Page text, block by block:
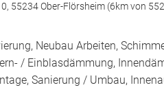
55234 Ober-Flörsheim (6km von
Neubau Arbeiten,
/ Einblasdämmung,
Sanierung / Umbau,